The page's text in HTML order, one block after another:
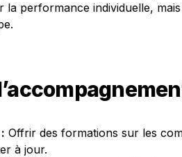
la performance individuelle,
Offrir des formations sur les
à jour.